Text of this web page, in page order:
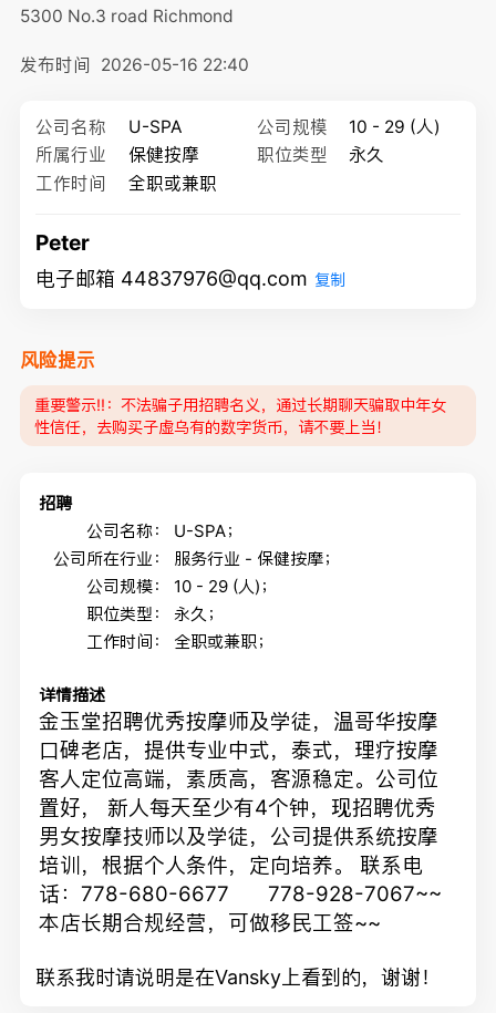
5300 No.3 road Richmond
发布时间 2026-05-16 22:40
公司名称 U-SPA 公司规模
10 - 29 (人)
所属行业
保健按摩 职位类型
永久
工作时间
全职或兼职
Peter
电子邮箱 44837976@qq.com 复制
风险提示
重要警示‼️：不法骗子用招聘名义，通过长期聊天骗取中年女
性信任，去购买子虚乌有的数字货币，请不要上当！
招聘
公司名称：
U-SPA；
公司所在行业：
服务行业 - 保健按摩；
公司规模：
10 - 29 (人)；
职位类型：
永久；
工作时间：
全职或兼职；
详情描述
金玉堂招聘优秀按摩师及学徒，温哥华按摩
口碑老店，提供专业中式，泰式，理疗按摩
客人定位高端，素质高，客源稳定。公司位
置好， 新人每天至少有4个钟，现招聘优秀
男女按摩技师以及学徒，公司提供系统按摩
培训，根据个人条件，定向培养。 联系电
话：778-680-6677 778-928-7067~~
本店长期合规经营，可做移民工签~~
联系我时请说明是在Vansky上看到的，谢谢！